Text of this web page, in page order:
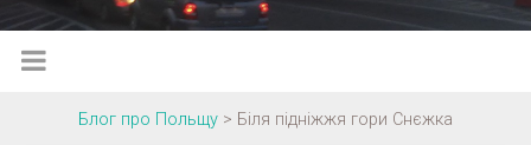
Блог про Польщу > Біля підніжжя гори Снєжка